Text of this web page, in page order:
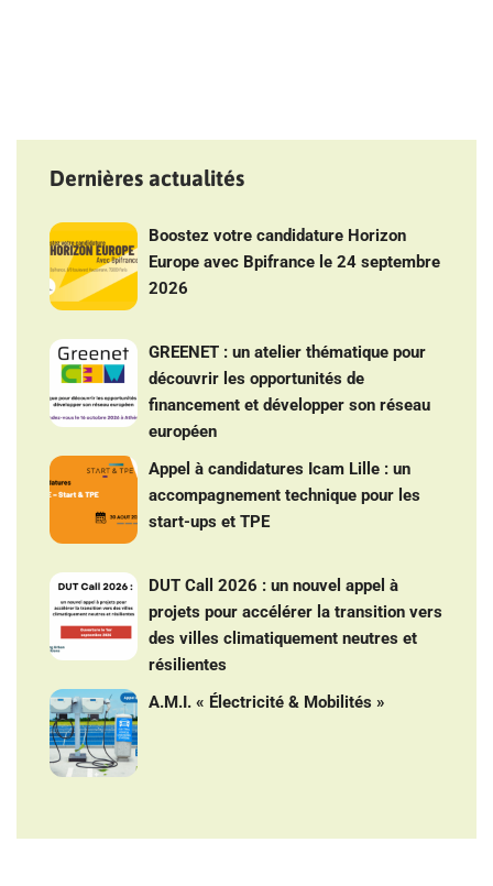
Dernières actualités
Boostez votre candidature Horizon
Europe avec Bpifrance le 24 septembre
2026
GREENET : un atelier thématique pour
découvrir les opportunités de
financement et développer son réseau
européen
Appel à candidatures Icam Lille : un
accompagnement technique pour les
start-ups et TPE
DUT Call 2026 : un nouvel appel à
projets pour accélérer la transition vers
des villes climatiquement neutres et
résilientes
A.M.I. « Électricité & Mobilités »